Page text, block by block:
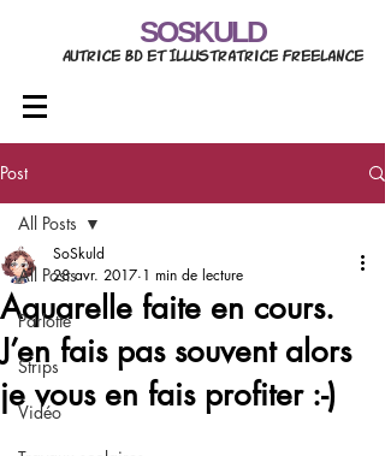
SOSKULD
Autrice BD et Illustratrice freelance
Post
All Posts
Parlotte
Strips
Vidéo
All Posts
Aquarelle faite en cours.
J’en fais pas souvent alors
je vous en fais profiter :-)
SoSkuld
28 avr. 2017 1 min de lecture